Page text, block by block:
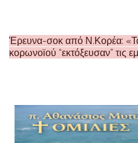
Έρευνα-σοκ από Ν.Κορέα:
κορωνοϊού “εκτόξευσαν” τις